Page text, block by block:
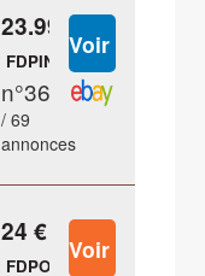
23.99 €
FDPIN
n°36
/ 69
annonces
24 €
FDPOUT